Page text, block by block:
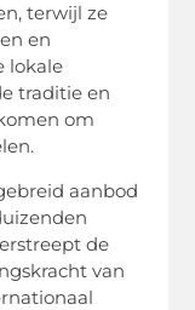
terwijl ze
en
lokale
traditie en
om
aanbod
de
van